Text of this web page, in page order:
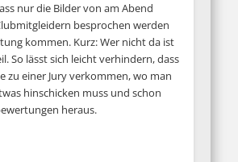
nur die Bilder von am Abend
besprochen werden
kommen. Kurz: Wer nicht da ist
So lässt sich leicht verhindern, dass
zu einer Jury verkommen, wo man
hinschicken muss und schon
heraus.